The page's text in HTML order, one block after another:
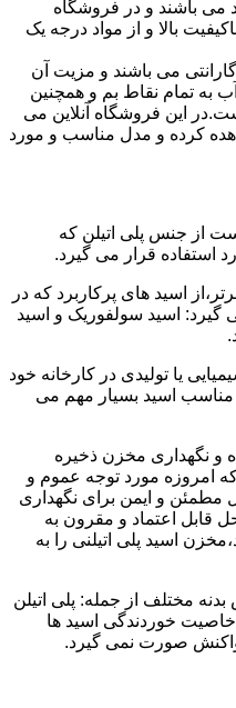
می باشند و در فروشگاه
بالا و از مواد درجه یک
مخزن آبی دارای 60 ماه گارانتی می باشند و مزیت آن
به تمام نقاط بم و همچنین
این فروشگاه آنلاین می
کرده و مدل مناسب و مورد
از جنس پلی اتیلن که
استفاده قرار می گیرد.
اسید های پرکاربرد که در
گیرد: اسید سولفوریک و اسید
یا تولیدی در کارخانه خود
مناسب اسید بسیار مهم می
و نگهداری مخزن ذخیره
امروزه مورد توجه عموم و
مطمئن و ایمن برای نگهداری
قابل اعتماد و مقرون به
اسید پلی اتیلنی را به
مختلف از جمله: پلی اتیلن
خاصیت خوردندگی اسید ها
واکنش صورت نمی گیرد.